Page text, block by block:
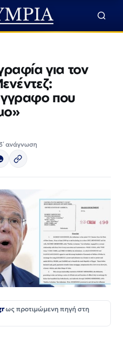
για τον
που
ανάγνωση
ως προτιμώμενη πηγή στη